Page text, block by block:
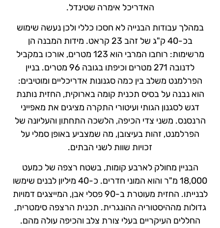
האדריכל אימרה שטינדל.
במהלך עבודות הבנייה לא חסכו כללי ולכן נעשה שימוש
בכ-40 ק"ג של זהב 23 קראט. מידות המבנה הן
מרשימות: רוחבו המרבי הוא 123 מטרים, אורכו במקביל
לדנובה 271 מטרים וכיפתו בגובה 96 מטרים. בניין
הפרלמנט משלב בין כמה סגנונות אדריכליים ומוטיבים:
הוא נבנה על בסיס תכנית קומה בארוקית, החזית נותנת
דגש לסגנון הגותי ועיטורי התקרה מציגים את מאפייני
הרנסנס. משני צדי הכיפה, הלשכה התחתון והעליונה של
הפרלמנט, זהות בעיצובן, מה שמצביע באופן סמלי על
זכויות שוות לשני הבתים.
הבניין מחולק לארבע קומות, בשטח רצפה של כמעט
18,000 מ"ר והוא המוני חדרים. כ-40 מיליון לבנים שימשו
לבנייתו. החזית מעוטרת ב-90 פסלי אבן, המייצגים דמויות
גדולות מההיסטוריה ההונגרית. תכנית הרצפה סימטרית,
החללים העיקריים בעלי צורת צלב והכיפה עולה מהם.